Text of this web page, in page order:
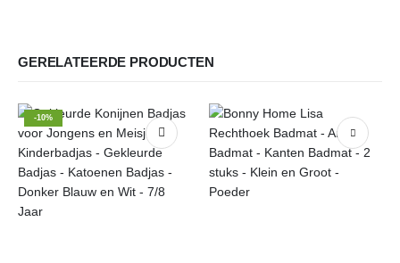
GERELATEERDE PRODUCTEN
-10%